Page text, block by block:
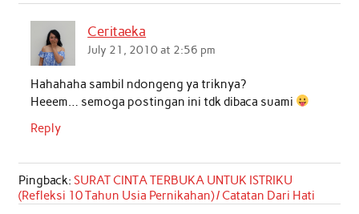
o
o
k
A
p
d
n
Ceritaeka
July 21, 2010 at 2:56 pm
Hahahaha sambil ndongeng ya triknya?
Heeem… semoga postingan ini tdk dibaca suami
Reply
Pingback: SURAT CINTA TERBUKA UNTUK ISTRIKU
(Refleksi 10 Tahun Usia Pernikahan) / Catatan Dari Hati